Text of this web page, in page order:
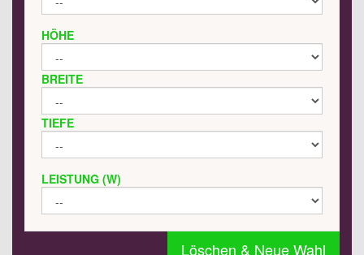
HÖHE
BREITE
TIEFE
LEISTUNG (W)
Löschen & Neue Wahl